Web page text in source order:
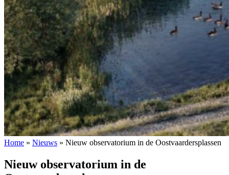
Home » Nieuws » Nieuw observatorium in de Oostvaardersplassen
Nieuw observatorium in de